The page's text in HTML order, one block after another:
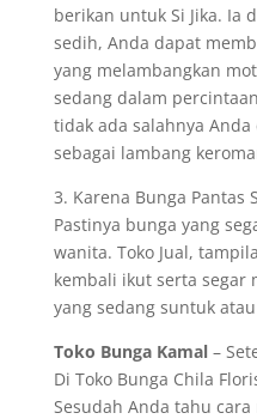
berikan untuk Si Jika. Ia
sedih, Anda dapat
yang melambangkan
sedang dalam
tidak ada salahnya
sebagai lambang
3. Karena Bunga Pantas
Pastinya bunga yang
wanita. Toko Jual,
kembali ikut serta segar
yang sedang suntuk
Toko Bunga Kamal–
Di Toko Bunga Chila
Sesudah Anda tahu